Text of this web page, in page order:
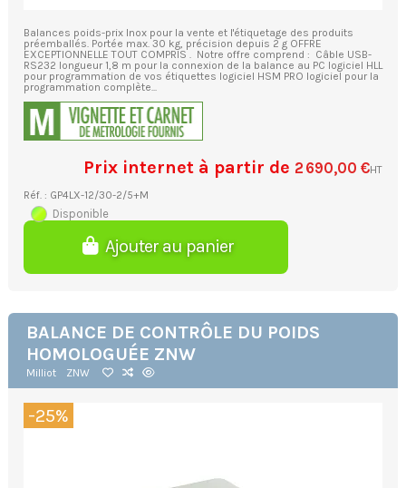
Balances poids-prix Inox pour la vente et l'étiquetage des produits
préemballés. Portée max. 30 kg, précision depuis 2 g OFFRE
EXCEPTIONNELLE TOUT COMPRIS . Notre offre comprend : Câble USB-
RS232 longueur 1,8 m pour la connexion de la balance au PC logiciel HLL
pour programmation de vos étiquettes logiciel HSM PRO logiciel pour la
programmation complète...
Prix internet à partir de 2 690,00 €HT
Réf. : GP4LX-12/30-2/5+M
Disponible
Ajouter au panier
BALANCE DE CONTRÔLE DU POIDS
HOMOLOGUÉE ZNW
Milliot ZNW
-25%